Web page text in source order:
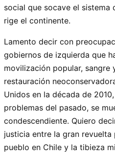
social que socave el sistema
rige el continente.
Lamento decir con
gobiernos de izquierda que
movilización popular, sangre
restauración
Unidos en la década de
problemas del pasado, se
condescendiente. Quiero
justicia entre la gran
pueblo en Chile y la tibieza